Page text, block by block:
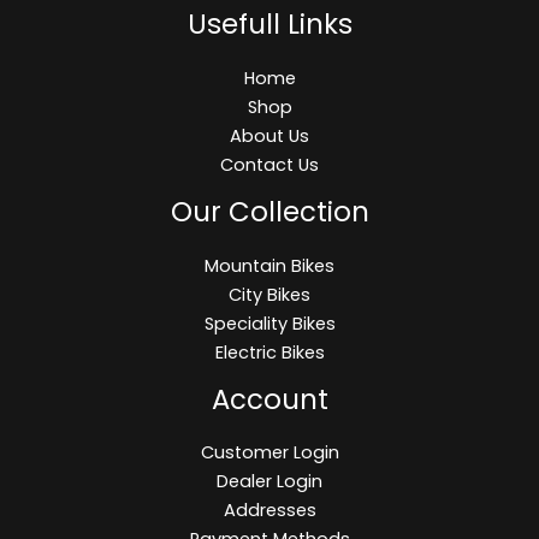
Usefull Links
Home
Shop
About Us
Contact Us
Our Collection
Mountain Bikes
City Bikes
Speciality Bikes
Electric Bikes
Account
Customer Login
Dealer Login
Addresses